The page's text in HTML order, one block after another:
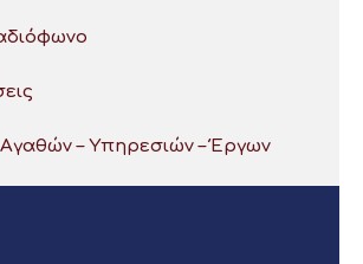
– Υπηρεσιών – Έργων